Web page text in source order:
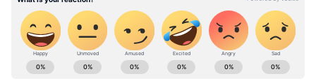
Astrology News (জ্যোতিষ সংবাদ): Get Latest